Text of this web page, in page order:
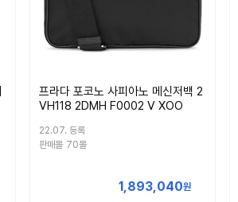
프라다 포코노 사피아노 메신저백 2
VH118 2DMH F0002 V XOO
22.07. 등록
판매몰 70몰
1,893,040원